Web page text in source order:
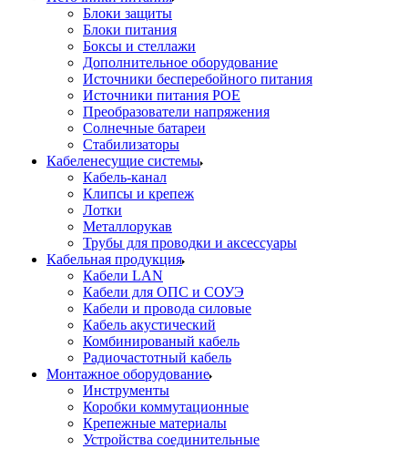
Блоки защиты
Блоки питания
Боксы и стеллажи
Дополнительное оборудование
Источники бесперебойного питания
Источники питания POE
Преобразователи напряжения
Солнечные батареи
Стабилизаторы
Кабеленесущие системы
Кабель-канал
Клипсы и крепеж
Лотки
Металлорукав
Трубы для проводки и аксессуары
Кабельная продукция
Кабели LAN
Кабели для ОПС и СОУЭ
Кабели и провода силовые
Кабель акустический
Комбинированый кабель
Радиочастотный кабель
Монтажное оборудование
Инструменты
Коробки коммутационные
Крепежные материалы
Устройства соединительные